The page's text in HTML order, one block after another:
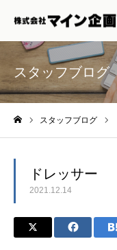
スタッフブログ
スタッフブログ
ドレッサー
2021.12.14